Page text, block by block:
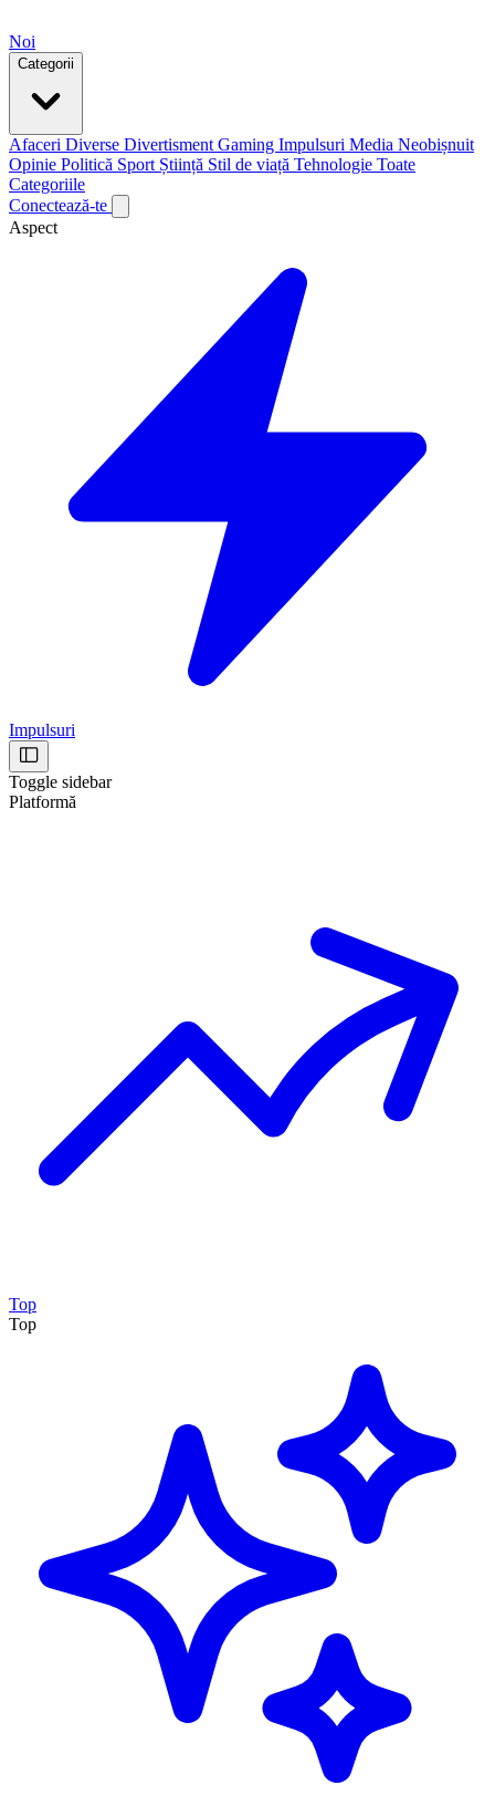
Noi
Categorii
Afaceri Diverse Divertisment Gaming Impulsuri Media Neobișnuit
Opinie Politică Sport Știință Stil de viață Tehnologie Toate
Categoriile
Conectează-te
Aspect
Impulsuri
Toggle sidebar
Platformă
Top
Top